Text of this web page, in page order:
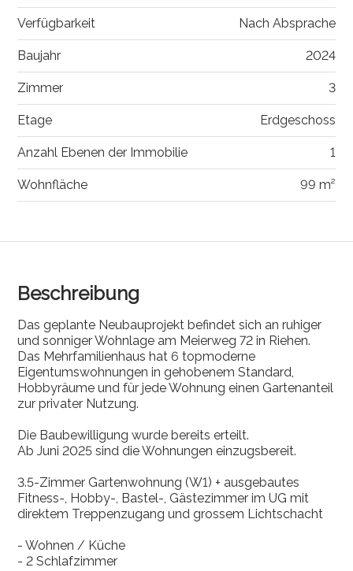
Beschreibung
Das geplante Neubauprojekt befindet sich an ruhiger
und sonniger Wohnlage am Meierweg 72 in Riehen.
Das Mehrfamilienhaus hat 6 topmoderne
Eigentumswohnungen in gehobenem Standard,
Hobbyräume und für jede Wohnung einen Gartenanteil
zur privater Nutzung.
Die Baubewilligung wurde bereits erteilt.
Ab Juni 2025 sind die Wohnungen einzugsbereit.
3.5-Zimmer Gartenwohnung (W1) + ausgebautes
Fitness-, Hobby-, Bastel-, Gästezimmer im UG mit
direktem Treppenzugang und grossem Lichtschacht
- Wohnen / Küche
- 2 Schlafzimmer
Verfügbarkeit Nach Absprache
Baujahr 2024
Zimmer 3
Etage Erdgeschoss
Anzahl Ebenen der Immobilie 1
Wohnfläche 99 m²